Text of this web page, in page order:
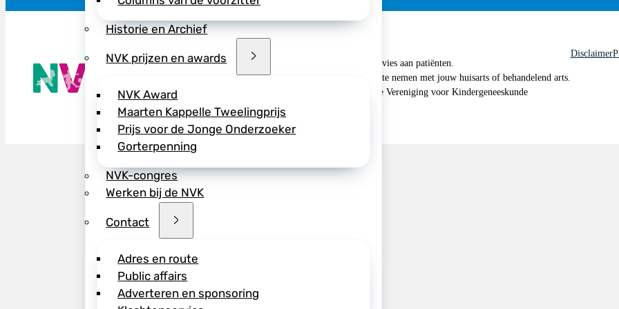
Historie en Archief
NVK prijzen en awards
NVK Award
Maarten Kappelle Tweelingprijs
Prijs voor de Jonge Onderzoeker
Gorterpenning
NVK-congres
Werken bij de NVK
Contact
Adres en route
Public affairs
Adverteren en sponsoring
De NVK geeft geen medisch advies aan patiënten.
Wij adviseren je om contact op te nemen met jouw huisarts of behandelend arts.
Copyright © 2026, Nederlandse Vereniging voor Kindergeneeskunde
Disclaimer